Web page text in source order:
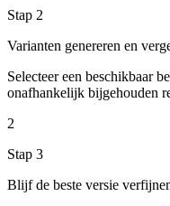
Stap 2
Varianten genereren en
Selecteer een beschikbaar
onafhankelijk bijgehouden
2
Stap 3
Blijf de beste versie